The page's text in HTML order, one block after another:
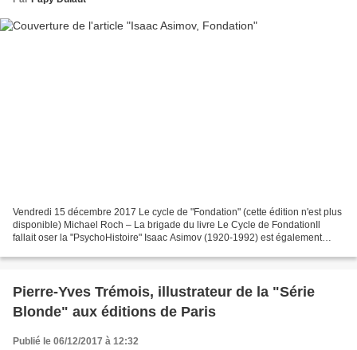
Vendredi 15 décembre 2017 Le cycle de "Fondation" (cette édition n'est plus
disponible) Michael Roch – La brigade du livre Le Cycle de FondationIl
fallait oser la "PsychoHistoire" Isaac Asimov (1920-1992) est également
Pierre-Yves Trémois, illustrateur de la "Série
Blonde" aux éditions de Paris
Publié le 06/12/2017 à 12:32